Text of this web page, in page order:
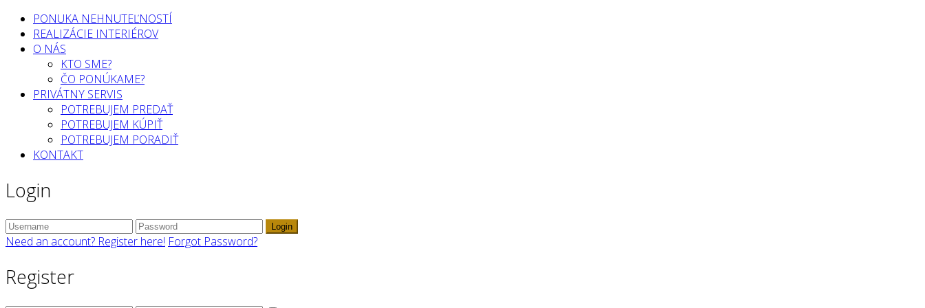
PONUKA NEHNUTEĽNOSTÍ
REALIZÁCIE INTERIÉROV
O NÁS
KTO SME?
ČO PONÚKAME?
PRIVÁTNY SERVIS
POTREBUJEM PREDAŤ
POTREBUJEM KÚPIŤ
POTREBUJEM PORADIŤ
KONTAKT
Login
Login
Need an account? Register here! Forgot Password?
Register